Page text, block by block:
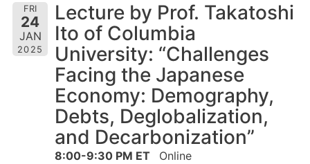
FRI
24
JAN
2025
Lecture by Prof. Takatoshi
Ito of Columbia
University: “Challenges
Facing the Japanese
Economy: Demography,
Debts, Deglobalization,
and Decarbonization”
8:00-9:30 PM ET Online